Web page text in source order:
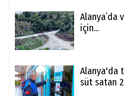
Alanya’da
için...
Alanya'da
süt satan